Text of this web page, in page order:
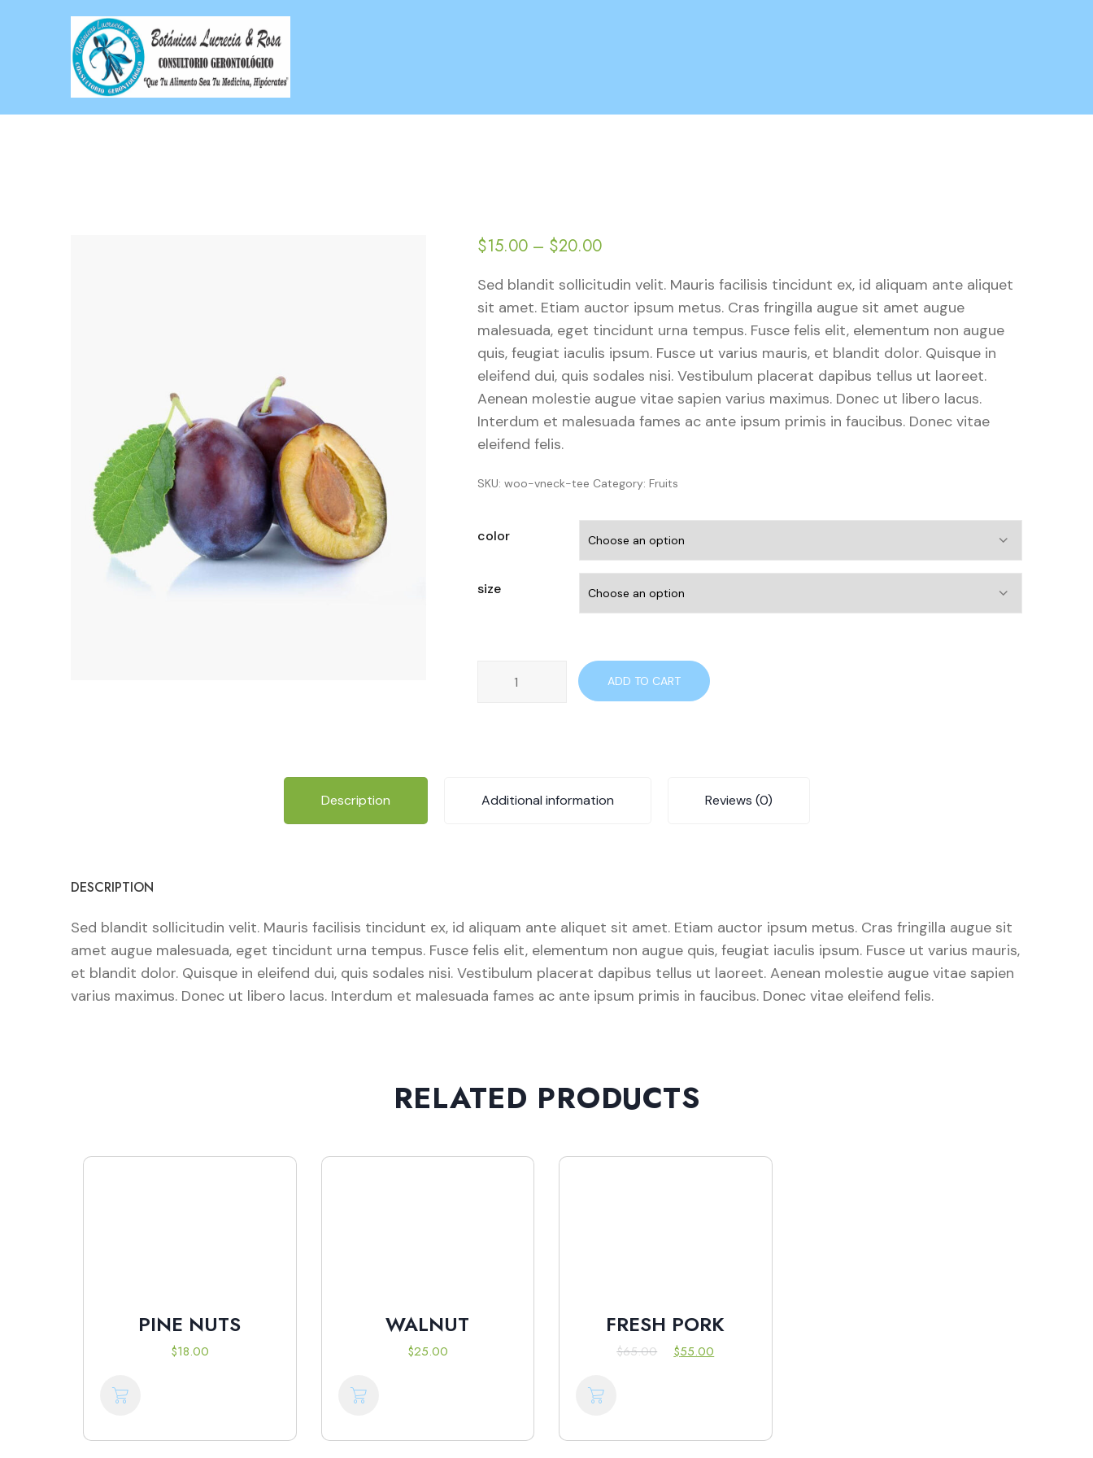
$15.00 – $20.00
Sed blandit sollicitudin velit. Mauris facilisis tincidunt ex, id aliquam ante aliquet
sit amet. Etiam auctor ipsum metus. Cras fringilla augue sit amet augue
malesuada, eget tincidunt urna tempus. Fusce felis elit, elementum non augue
quis, feugiat iaculis ipsum. Fusce ut varius mauris, et blandit dolor. Quisque in
eleifend dui, quis sodales nisi. Vestibulum placerat dapibus tellus ut laoreet.
Aenean molestie augue vitae sapien varius maximus. Donec ut libero lacus.
Interdum et malesuada fames ac ante ipsum primis in faucibus. Donec vitae
eleifend felis.
SKU: woo-vneck-tee Category: Fruits
color
size
ADD TO CART
Description Additional information Reviews (0)
DESCRIPTION
Sed blandit sollicitudin velit. Mauris facilisis tincidunt ex, id aliquam ante aliquet sit amet. Etiam auctor ipsum metus. Cras fringilla augue sit
amet augue malesuada, eget tincidunt urna tempus. Fusce felis elit, elementum non augue quis, feugiat iaculis ipsum. Fusce ut varius mauris,
et blandit dolor. Quisque in eleifend dui, quis sodales nisi. Vestibulum placerat dapibus tellus ut laoreet. Aenean molestie augue vitae sapien
varius maximus. Donec ut libero lacus. Interdum et malesuada fames ac ante ipsum primis in faucibus. Donec vitae eleifend felis.
RELATED PRODUCTS
PINE NUTS
$18.00
WALNUT
$25.00
FRESH PORK
$65.00 $55.00